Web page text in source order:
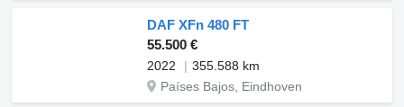
DAF XFn 480 FT
55.500 €
2022
355.588 km
Países Bajos, Eindhoven